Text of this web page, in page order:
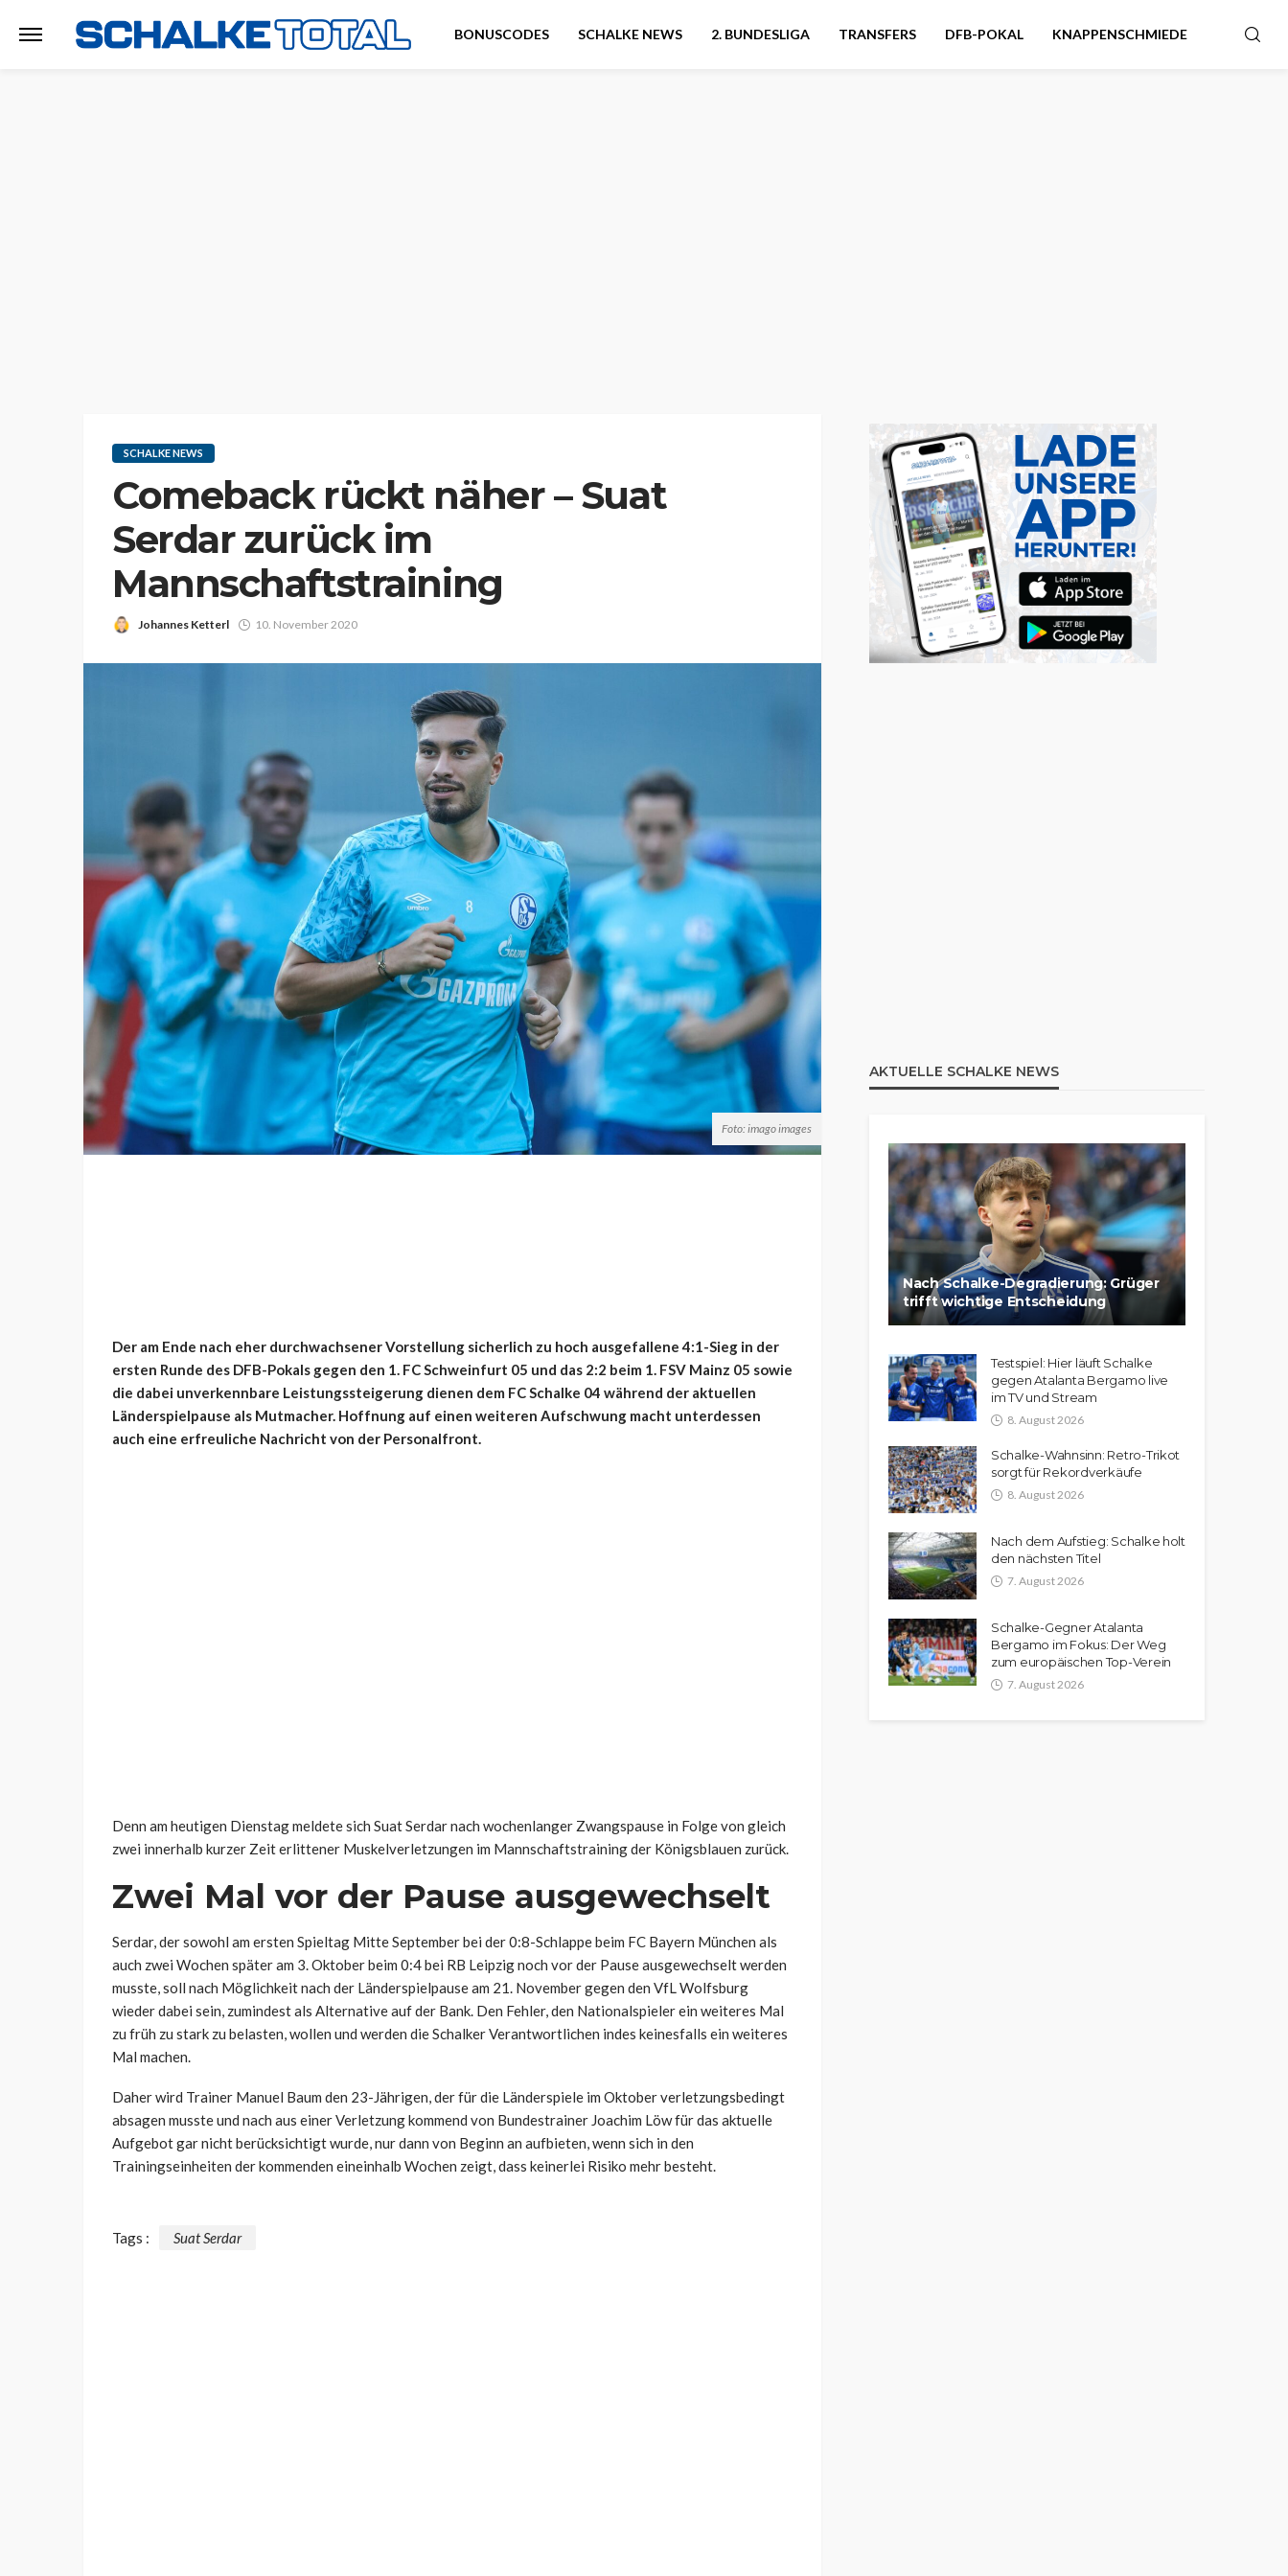
BONUSCODES SCHALKE NEWS 2. BUNDESLIGA TRANSFERS DFB-POKAL KNAPPENSCHMIEDE
SCHALKE NEWS
Comeback rückt näher – Suat
Serdar zurück im
Mannschaftstraining
Johannes Ketterl 10. November 2020
Foto: imago images
Der am Ende nach eher durchwachsener Vorstellung sicherlich zu hoch ausgefallene 4:1-Sieg in der
ersten Runde des DFB-Pokals gegen den 1. FC Schweinfurt 05 und das 2:2 beim 1. FSV Mainz 05 sowie
die dabei unverkennbare Leistungssteigerung dienen dem FC Schalke 04 während der aktuellen
Länderspielpause als Mutmacher. Hoffnung auf einen weiteren Aufschwung macht unterdessen
auch eine erfreuliche Nachricht von der Personalfront.
Denn am heutigen Dienstag meldete sich Suat Serdar nach wochenlanger Zwangspause in Folge von gleich
zwei innerhalb kurzer Zeit erlittener Muskelverletzungen im Mannschaftstraining der Königsblauen zurück.
Zwei Mal vor der Pause ausgewechselt
Serdar, der sowohl am ersten Spieltag Mitte September bei der 0:8-Schlappe beim FC Bayern München als
auch zwei Wochen später am 3. Oktober beim 0:4 bei RB Leipzig noch vor der Pause ausgewechselt werden
musste, soll nach Möglichkeit nach der Länderspielpause am 21. November gegen den VfL Wolfsburg
wieder dabei sein, zumindest als Alternative auf der Bank. Den Fehler, den Nationalspieler ein weiteres Mal
zu früh zu stark zu belasten, wollen und werden die Schalker Verantwortlichen indes keinesfalls ein weiteres
Mal machen.
Daher wird Trainer Manuel Baum den 23-Jährigen, der für die Länderspiele im Oktober verletzungsbedingt
absagen musste und nach aus einer Verletzung kommend von Bundestrainer Joachim Löw für das aktuelle
Aufgebot gar nicht berücksichtigt wurde, nur dann von Beginn an aufbieten, wenn sich in den
Trainingseinheiten der kommenden eineinhalb Wochen zeigt, dass keinerlei Risiko mehr besteht.
Tags : Suat Serdar
AKTUELLE SCHALKE NEWS
Nach Schalke-Degradierung: Grüger
trifft wichtige Entscheidung
Testspiel: Hier läuft Schalke
gegen Atalanta Bergamo live
im TV und Stream
8. August 2026
Schalke-Wahnsinn: Retro-Trikot
sorgt für Rekordverkäufe
8. August 2026
Nach dem Aufstieg: Schalke holt
den nächsten Titel
7. August 2026
Schalke-Gegner Atalanta
Bergamo im Fokus: Der Weg
zum europäischen Top-Verein
7. August 2026